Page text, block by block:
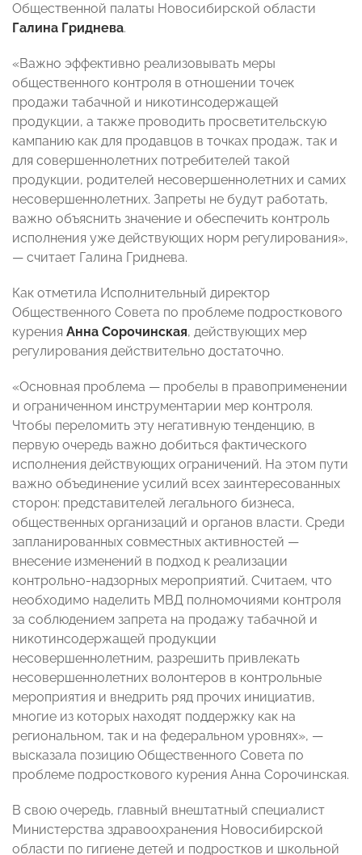
Общественной палаты Новосибирской области
Галина Гриднева.
«Важно эффективно реализовывать меры
общественного контроля в отношении точек
продажи табачной и никотинсодержащей
продукции, а также проводить просветительскую
кампанию как для продавцов в точках продаж, так и
для совершеннолетних потребителей такой
продукции, родителей несовершеннолетних и самих
несовершеннолетних. Запреты не будут работать,
важно объяснить значение и обеспечить контроль
исполнения уже действующих норм регулирования»,
— считает Галина Гриднева.
Как отметила Исполнительный директор
Общественного Совета по проблеме подросткового
курения Анна Сорочинская, действующих мер
регулирования действительно достаточно.
«Основная проблема — пробелы в правоприменении
и ограниченном инструментарии мер контроля.
Чтобы переломить эту негативную тенденцию, в
первую очередь важно добиться фактического
исполнения действующих ограничений. На этом пути
важно объединение усилий всех заинтересованных
сторон: представителей легального бизнеса,
общественных организаций и органов власти. Среди
запланированных совместных активностей —
внесение изменений в подход к реализации
контрольно-надзорных мероприятий. Считаем, что
необходимо наделить МВД полномочиями контроля
за соблюдением запрета на продажу табачной и
никотинсодержащей продукции
несовершеннолетним, разрешить привлекать
несовершеннолетних волонтеров в контрольные
мероприятия и внедрить ряд прочих инициатив,
многие из которых находят поддержку как на
региональном, так и на федеральном уровнях», —
высказала позицию Общественного Совета по
проблеме подросткового курения Анна Сорочинская.
В свою очередь, главный внештатный специалист
Министерства здравоохранения Новосибирской
области по гигиене детей и подростков и школьной